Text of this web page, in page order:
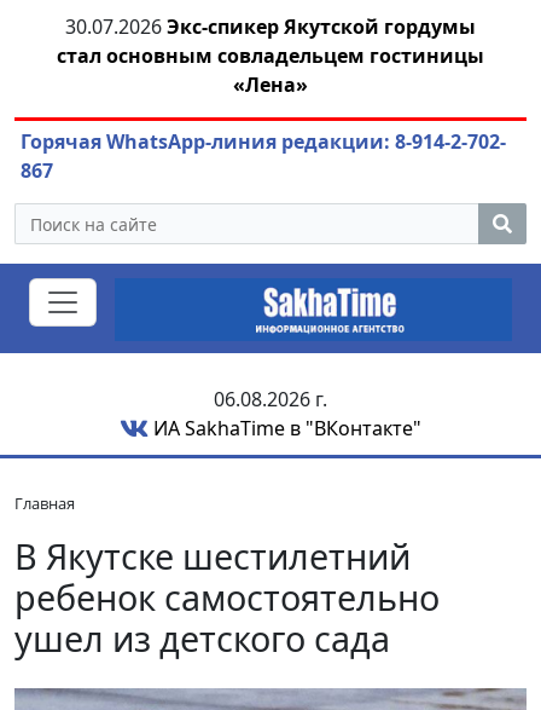
30.07.2026Экс-спикер Якутской гордумы
стал основным совладельцем гостиницы
«Лена»
Горячая WhatsApp-линия редакции: 8-914-2-702-
867
06.08.2026 г.
ИА SakhaTime в "ВКонтакте"
Главная
В Якутске шестилетний
ребенок самостоятельно
ушел из детского сада